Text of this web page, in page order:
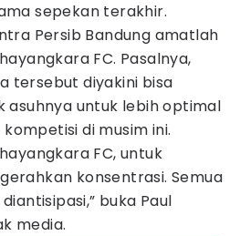
sepekan terakhir.
Persib Bandung amatlah
FC. Pasalnya,
tersebut diyakini bisa
asuhnya untuk lebih optimal
di musim ini.
FC, untuk
konsentrasi. Semua
buka Paul
media.